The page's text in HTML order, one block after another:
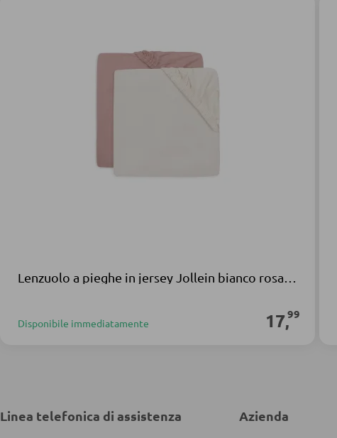
Disponibile immediatamente 17,99
Linea telefonica di assistenza Azienda